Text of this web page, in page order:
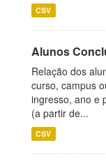
CSV
Alunos
Relação dos
curso, campus
ingresso, ano e
(a partir de...
CSV